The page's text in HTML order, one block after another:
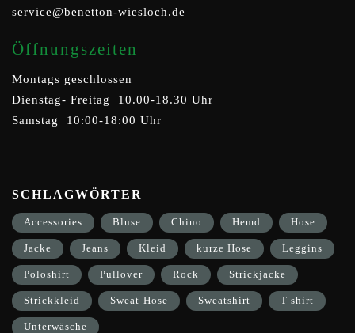
service@benetton-wiesloch.de
Öffnungszeiten
Montags geschlossen
Dienstag- Freitag 10.00-18.30 Uhr
Samstag 10:00-18:00 Uhr
SCHLAGWÖRTER
Accessories Bluse Chino Hemd Hose
Jacke Jeans Kleid kurze Hose Leggins
Poloshirt Pullover Rock Strickjacke
Strickkleid Sweat-Hose Sweatshirt T-shirt
Unterwäsche